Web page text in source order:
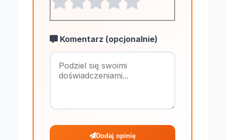
Komentarz (opcjonalnie)
Maksymalnie
Dodaj opinię